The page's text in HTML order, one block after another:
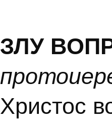
ЗЛУ
Христос